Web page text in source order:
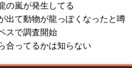
の嵐が発生してる
出て動物が龍っぽくなったと噂
スで調査開始
合ってるかは知らない